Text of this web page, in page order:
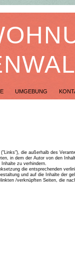
UMGEBUNG
die außerhalb des
in dem der Autor von den
zu verhindern.
die entsprechenden
und auf die Inhalte der
/verknüpften Seiten, die